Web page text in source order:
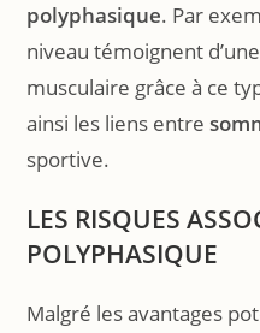
polyphasique. Par
niveau témoignent
musculaire grâce à ce
ainsi les liens entre
sportive.
LES RISQUES
POLYPHASIQUE
Malgré les avantages